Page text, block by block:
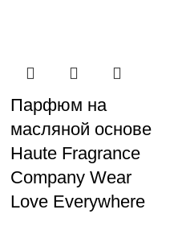
Парфюм на
масляной основе
Haute Fragrance
Company Wear
Love Everywhere